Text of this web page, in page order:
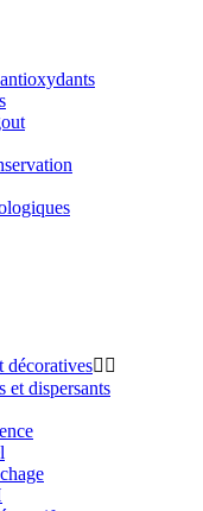
décoratives 
et dispersants